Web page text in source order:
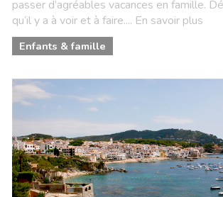
passer d’agréables vacances en famille.
qu’il y a à voir et à faire.... En savoir plus
Enfants & famille